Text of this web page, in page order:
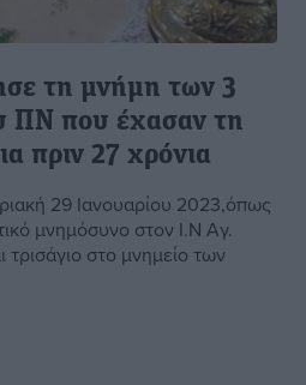
τη μνήμη των 3
ΠΝ που έχασαν τη
πριν 27 χρόνια
29 Ιανουαρίου 2023,όπως
μνημόσυνο στον Ι.Ν Αγ.
στο μνημείο των